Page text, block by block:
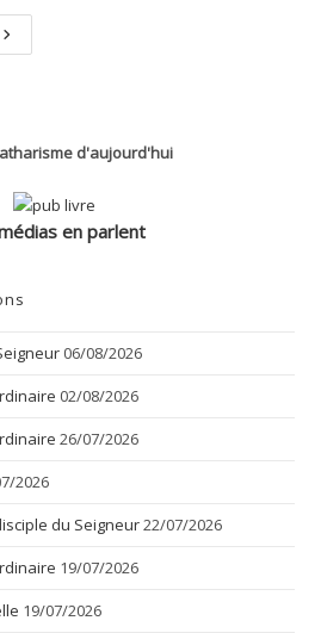
Apocalypse
d'aujourd'hui
en parlent
06/08/2026
02/08/2026
26/07/2026
2026
du Seigneur22/07/2026
19/07/2026
19/07/2026